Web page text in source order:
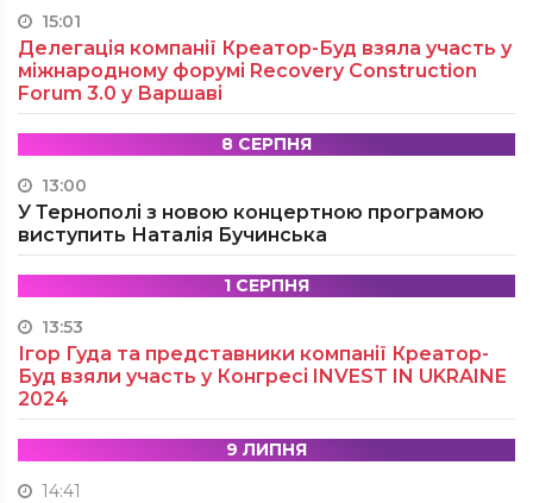
15:01
Делегація компанії Креатор-Буд взяла участь у
міжнародному форумі Recovery Construction
Forum 3.0 у Варшаві
8 СЕРПНЯ
13:00
У Тернополі з новою концертною програмою
виступить Наталія Бучинська
1 СЕРПНЯ
13:53
Ігор Гуда та представники компанії Креатор-
Буд взяли участь у Конгресі INVEST IN UKRAINE
2024
9 ЛИПНЯ
14:41